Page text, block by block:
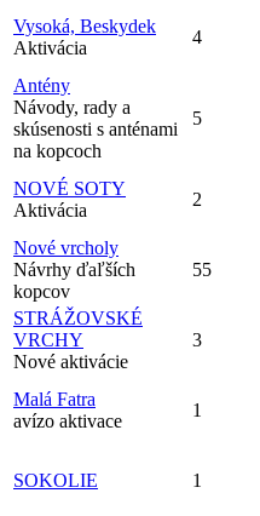
Vysoká, Beskydek
Aktivácia
4
Antény
Návody, rady a
skúsenosti s anténami
na kopcoch
5
NOVÉ SOTY
Aktivácia
2
Nové vrcholy
Návrhy ďaľších
kopcov
55
STRÁŽOVSKÉ
VRCHY
Nové aktivácie
3
Malá Fatra
avízo aktivace
1
SOKOLIE 1